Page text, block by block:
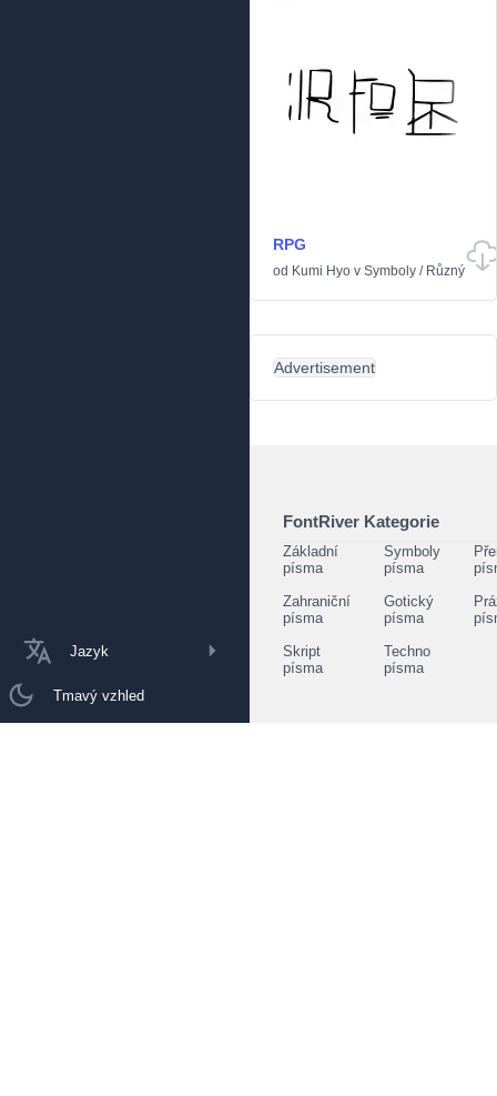
Jazyk
Tmavý vzhled
RPG
od Kumi Hyo v Symboly / Různý
Advertisement
FontRiver Kategorie
Základní
písma
Symboly
písma
Zahraniční
písma
Gotický
písma
Skript
písma
Techno
písma